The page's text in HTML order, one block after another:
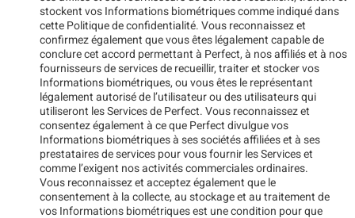
stockent vos Informations biométriques comme indiqué dans
cette Politique de confidentialité. Vous reconnaissez et
confirmez également que vous êtes légalement capable de
conclure cet accord permettant à Perfect, à nos affiliés et à nos
fournisseurs de services de recueillir, traiter et stocker vos
Informations biométriques, ou vous êtes le représentant
légalement autorisé de l’utilisateur ou des utilisateurs qui
utiliseront les Services de Perfect. Vous reconnaissez et
consentez également à ce que Perfect divulgue vos
Informations biométriques à ses sociétés affiliées et à ses
prestataires de services pour vous fournir les Services et
comme l’exigent nos activités commerciales ordinaires.
Vous reconnaissez et acceptez également que le
consentement à la collecte, au stockage et au traitement de
vos Informations biométriques est une condition pour que